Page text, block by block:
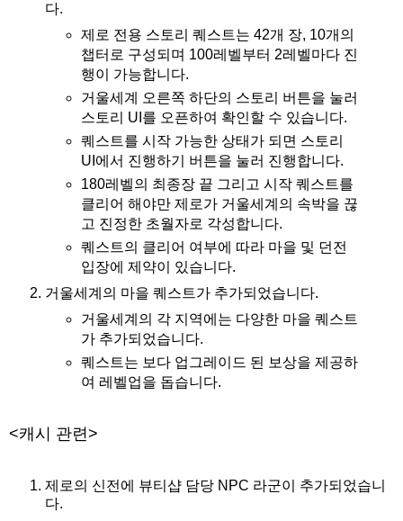
다.
제로 전용 스토리 퀘스트는 42개 장, 10개의
챕터로 구성되며 100레벨부터 2레벨마다 진
행이 가능합니다.
거울세계 오른쪽 하단의 스토리 버튼을 눌러
스토리 UI를 오픈하여 확인할 수 있습니다.
퀘스트를 시작 가능한 상태가 되면 스토리
UI에서 진행하기 버튼을 눌러 진행합니다.
180레벨의 최종장 끝 그리고 시작 퀘스트를
클리어 해야만 제로가 거울세계의 속박을 끊
고 진정한 초월자로 각성합니다.
퀘스트의 클리어 여부에 따라 마을 및 던전
입장에 제약이 있습니다.
거울세계의 마을 퀘스트가 추가되었습니다.
거울세계의 각 지역에는 다양한 마을 퀘스트
가 추가되었습니다.
퀘스트는 보다 업그레이드 된 보상을 제공하
여 레벨업을 돕습니다.
<캐시 관련>
제로의 신전에 뷰티샵 담당 NPC 라군이 추가되었습니
다.